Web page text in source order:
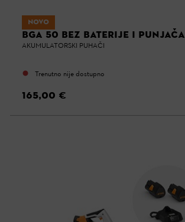
NOVO
BGA 50 BEZ BATERIJE I PUNJAČA
AKUMULATORSKI PUHAČI
Trenutno nije dostupno
165,00 €